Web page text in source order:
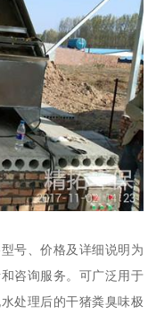
号、价格及详细说明为
咨询服务。可广泛用于
处理后的干猪粪臭味极